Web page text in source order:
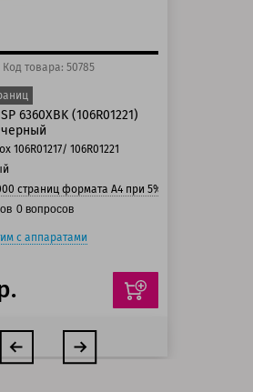
Код товара: 50785
6360XBK (106R01221)
106R01217/ 106R01221
страниц формата А4 при 5% заполнении
0 вопросов
с аппаратами